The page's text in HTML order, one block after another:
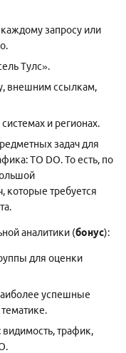
запросу или
Тулс».
внешним ссылкам,
и регионах.
задач для
TO DO. То есть, по
которые требуется
аналитики (бонус):
для оценки
успешные
видимость, трафик,